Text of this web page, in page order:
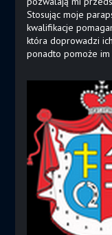
Stosując moje
kwalifikacje
która doprowadzi
ponadto pomoże im